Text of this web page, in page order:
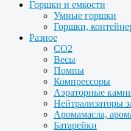
Горшки и емкости
Умные горшки
Горшки,
Разное
CO2
Весы
Помпы
Компрессоры
Аэраторные
Нейтрализаторы
Аромамасла,
Батарейки